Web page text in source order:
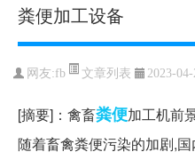
粪便加工设备
网友:fb 文章列表 2023-
[摘要]：禽畜粪便加工机前
随着畜禽粪便污染的加剧,